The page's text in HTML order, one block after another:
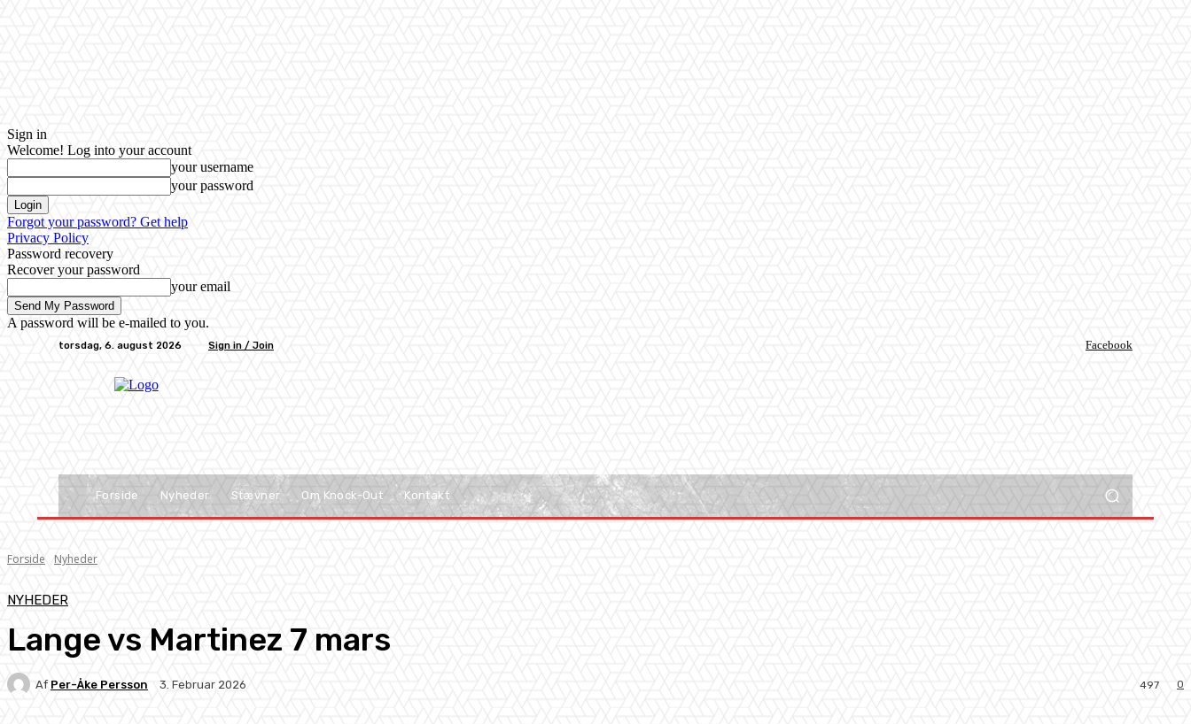
Sign in
Welcome! Log into your account
your username
your password
Forgot your password? Get help
Privacy Policy
Password recovery
Recover your password
your email
A password will be e-mailed to you.
torsdag, 6. august 2026 Sign in / Join Facebook
Forside Nyheder Stævner Om Knock-Out Kontakt
Forside Nyheder
NYHEDER
Lange vs Martinez 7 mars
Af Per-Åke Persson 3. Februar 2026 0
497